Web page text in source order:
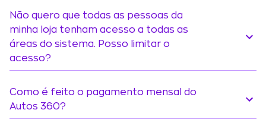
Não quero que todas as pessoas da
minha loja tenham acesso a todas as
áreas do sistema. Posso limitar o
acesso?
Como é feito o pagamento mensal do
Autos 360?